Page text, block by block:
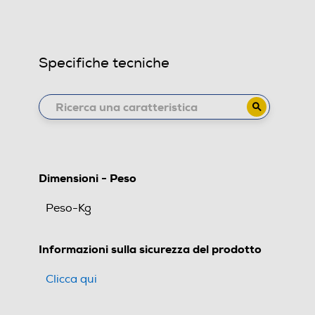
Specifiche tecniche
Dimensioni - Peso
Peso-Kg
Informazioni sulla sicurezza del prodotto
Clicca qui